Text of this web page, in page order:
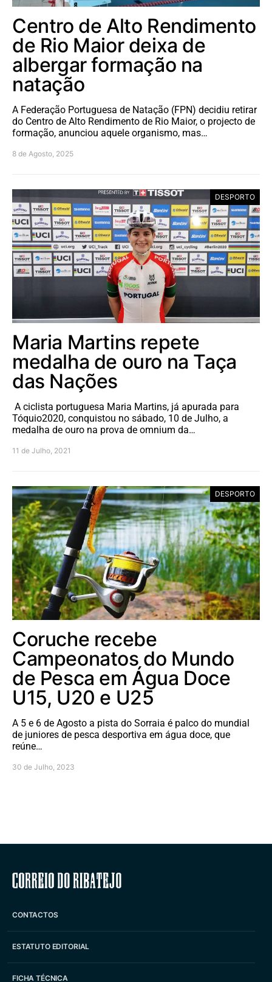
Centro de Alto Rendimento
de Rio Maior deixa de
albergar formação na
natação
A Federação Portuguesa de Natação (FPN) decidiu retirar
do Centro de Alto Rendimento de Rio Maior, o projecto de
formação, anunciou aquele organismo, mas…
8 de Agosto, 2025
DESPORTO
Maria Martins repete
medalha de ouro na Taça
das Nações
A ciclista portuguesa Maria Martins, já apurada para
Tóquio2020, conquistou no sábado, 10 de Julho, a
medalha de ouro na prova de omnium da…
11 de Julho, 2021
DESPORTO
Coruche recebe
Campeonatos do Mundo
de Pesca em Água Doce
U15, U20 e U25
A 5 e 6 de Agosto a pista do Sorraia é palco do mundial
de juniores de pesca desportiva em água doce, que
reúne…
30 de Julho, 2023
Correio do Ribatejo
CONTACTOS
ESTATUTO EDITORIAL
FICHA TÉCNICA